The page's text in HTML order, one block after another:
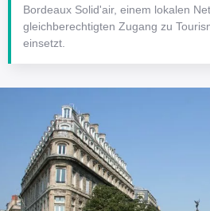
Bordeaux Solid'air, einem lokalen
gleichberechtigten Zugang zu
einsetzt.